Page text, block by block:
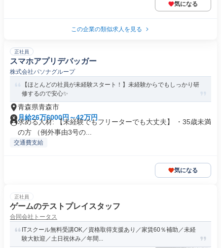
気になる
この企業の類似求人を見る
正社員
スマホアプリデバッガー
株式会社パソナグループ
【ほとんどの社員が未経験スタート！】未経験からでもしっかり研
修するので安心✨
青森県青森市
月給26万6000円～42万円
求める人材: 【未経験でもフリーターでも大丈夫】 ・35歳未満
の方 （例外事由3号の...
交通費支給
気になる
正社員
ゲームのテストプレイスタッフ
合同会社トータス
ITスクール無料受講OK／資格取得支援あり／家賃60％補助／未経
験大歓迎／土日祝休み／年間...